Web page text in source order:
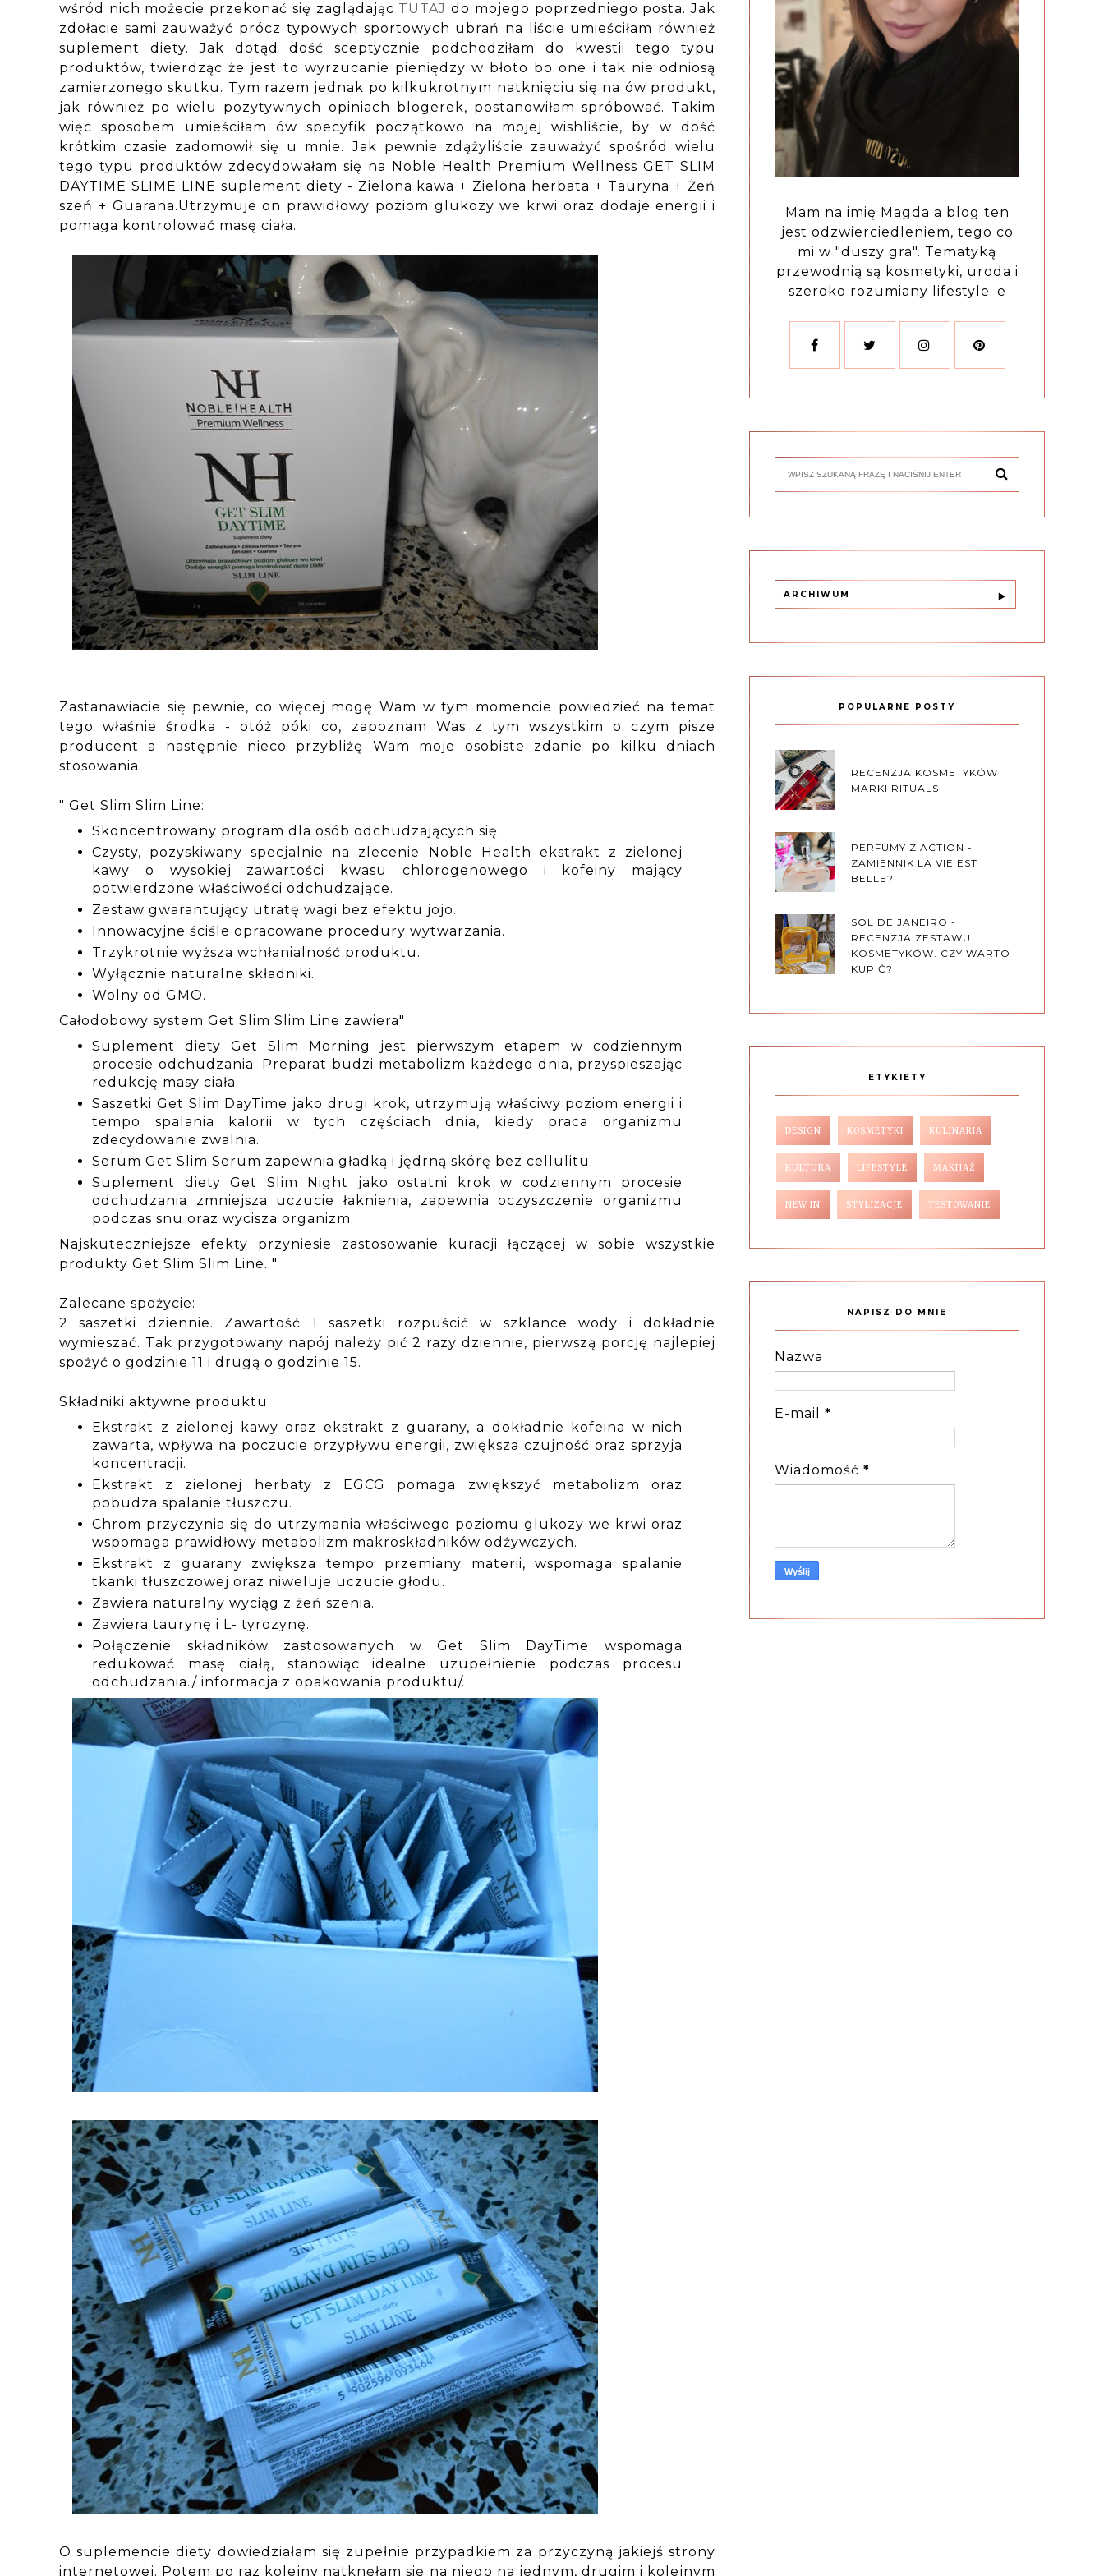
wśród nich możecie przekonać się zaglądając TUTAJ do mojego poprzedniego posta. Jak
zdołacie sami zauważyć prócz typowych sportowych ubrań na liście umieściłam również
suplement diety. Jak dotąd dość sceptycznie podchodziłam do kwestii tego typu
produktów, twierdząc że jest to wyrzucanie pieniędzy w błoto bo one i tak nie odniosą
zamierzonego skutku. Tym razem jednak po kilkukrotnym natknięciu się na ów produkt,
jak również po wielu pozytywnych opiniach blogerek, postanowiłam spróbować. Takim
więc sposobem umieściłam ów specyfik początkowo na mojej wishliście, by w dość
krótkim czasie zadomowił się u mnie. Jak pewnie zdążyliście zauważyć spośród wielu
tego typu produktów zdecydowałam się na Noble Health Premium Wellness GET SLIM
DAYTIME SLIME LINE suplement diety - Zielona kawa + Zielona herbata + Tauryna + Żeń
szeń + Guarana.Utrzymuje on prawidłowy poziom glukozy we krwi oraz dodaje energii i
pomaga kontrolować masę ciała.
Zastanawiacie się pewnie, co więcej mogę Wam w tym momencie powiedzieć na temat
tego właśnie środka - otóż póki co, zapoznam Was z tym wszystkim o czym pisze
producent a następnie nieco przybliżę Wam moje osobiste zdanie po kilku dniach
stosowania.
" Get Slim Slim Line:
Skoncentrowany program dla osób odchudzających się.
Czysty, pozyskiwany specjalnie na zlecenie Noble Health ekstrakt z zielonej
kawy o wysokiej zawartości kwasu chlorogenowego i kofeiny mający
potwierdzone właściwości odchudzające.
Zestaw gwarantujący utratę wagi bez efektu jojo.
Innowacyjne ściśle opracowane procedury wytwarzania.
Trzykrotnie wyższa wchłanialność produktu.
Wyłącznie naturalne składniki.
Wolny od GMO.
Całodobowy system Get Slim Slim Line zawiera"
Suplement diety Get Slim Morning jest pierwszym etapem w codziennym
procesie odchudzania. Preparat budzi metabolizm każdego dnia, przyspieszając
redukcję masy ciała.
Saszetki Get Slim DayTime jako drugi krok, utrzymują właściwy poziom energii i
tempo spalania kalorii w tych częściach dnia, kiedy praca organizmu
zdecydowanie zwalnia.
Serum Get Slim Serum zapewnia gładką i jędrną skórę bez cellulitu.
Suplement diety Get Slim Night jako ostatni krok w codziennym procesie
odchudzania zmniejsza uczucie łaknienia, zapewnia oczyszczenie organizmu
podczas snu oraz wycisza organizm.
Najskuteczniejsze efekty przyniesie zastosowanie kuracji łączącej w sobie wszystkie
produkty Get Slim Slim Line. "
Zalecane spożycie:
2 saszetki dziennie. Zawartość 1 saszetki rozpuścić w szklance wody i dokładnie
wymieszać. Tak przygotowany napój należy pić 2 razy dziennie, pierwszą porcję najlepiej
spożyć o godzinie 11 i drugą o godzinie 15.
Składniki aktywne produktu
Ekstrakt z zielonej kawy oraz ekstrakt z guarany, a dokładnie kofeina w nich
zawarta, wpływa na poczucie przypływu energii, zwiększa czujność oraz sprzyja
koncentracji.
Ekstrakt z zielonej herbaty z EGCG pomaga zwiększyć metabolizm oraz
pobudza spalanie tłuszczu.
Chrom przyczynia się do utrzymania właściwego poziomu glukozy we krwi oraz
wspomaga prawidłowy metabolizm makroskładników odżywczych.
Ekstrakt z guarany zwiększa tempo przemiany materii, wspomaga spalanie
tkanki tłuszczowej oraz niweluje uczucie głodu.
Zawiera naturalny wyciąg z żeń szenia.
Zawiera taurynę i L- tyrozynę.
Połączenie składników zastosowanych w Get Slim DayTime wspomaga
redukować masę ciałą, stanowiąc idealne uzupełnienie podczas procesu
odchudzania./ informacja z opakowania produktu/.
O suplemencie diety dowiedziałam się zupełnie przypadkiem za przyczyną jakiejś strony
internetowej. Potem po raz kolejny natknęłam się na niego na jednym, drugim i kolejnym
Mam na imię Magda a blog ten
jest odzwierciedleniem, tego co
mi w "duszy gra". Tematyką
przewodnią są kosmetyki, uroda i
szeroko rozumiany lifestyle. e
ARCHIWUM
POPULARNE POSTY
RECENZJA KOSMETYKÓW
MARKI RITUALS
PERFUMY Z ACTION -
ZAMIENNIK LA VIE EST
BELLE?
SOL DE JANEIRO -
RECENZJA ZESTAWU
KOSMETYKÓW. CZY WARTO
KUPIĆ?
ETYKIETY
DESIGN KOSMETYKI KULINARIA
KULTURA LIFESTYLE MAKIJAŻ
NEW IN STYLIZACJE TESTOWANIE
NAPISZ DO MNIE
Nazwa
E-mail *
Wiadomość *